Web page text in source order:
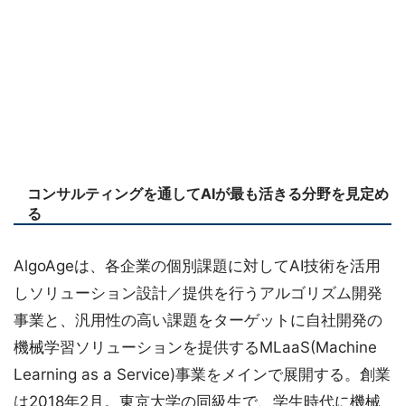
コンサルティングを通してAIが最も活きる分野を見定め
る
AlgoAgeは、各企業の個別課題に対してAI技術を活用
しソリューション設計／提供を行うアルゴリズム開発
事業と、汎用性の高い課題をターゲットに自社開発の
機械学習ソリューションを提供するMLaaS(Machine
Learning as a Service)事業をメインで展開する。創業
は2018年2月。東京大学の同級生で、学生時代に機械